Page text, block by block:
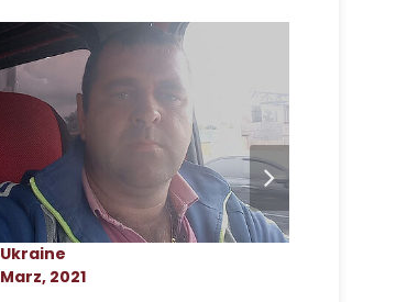
Ukraine
Marz, 2021